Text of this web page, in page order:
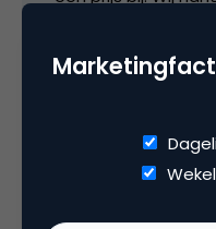
veilingsysteem.
consument
profielen de